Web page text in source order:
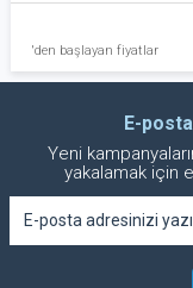
'den başlayan fiyatlar
E-
Yeni
yakalamak için